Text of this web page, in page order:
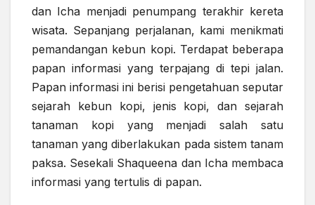
dan Icha menjadi penumpang terakhir kereta
wisata. Sepanjang perjalanan, kami menikmati
pemandangan kebun kopi. Terdapat beberapa
papan informasi yang terpajang di tepi jalan.
Papan informasi ini berisi pengetahuan seputar
sejarah kebun kopi, jenis kopi, dan sejarah
tanaman kopi yang menjadi salah satu
tanaman yang diberlakukan pada sistem tanam
paksa. Sesekali Shaqueena dan Icha membaca
informasi yang tertulis di papan.